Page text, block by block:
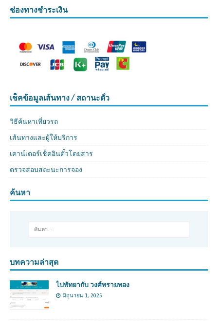
ช่องทางชำระเงิน
เช็คข้อมูลเส้นทาง / สถานะตั๋ว
วิธีค้นหาเที่ยวรถ
เส้นทางและผู้ให้บริการ
เคาน์เตอร์เช็คอินตั๋วโดยสาร
ตรวจสอบสถะนะการจอง
ค้นหา
บทความล่าสุด
ไปพัทยากับ วงศ์ทรายทอง
มิถุนายน 1, 2025